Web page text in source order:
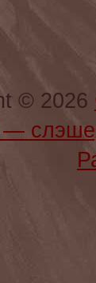
© 2026
—